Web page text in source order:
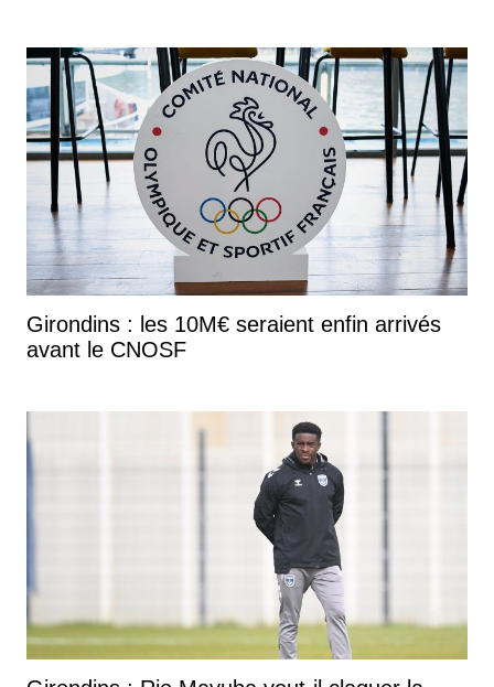
Girondins : les 10M€ seraient enfin arrivés
avant le CNOSF